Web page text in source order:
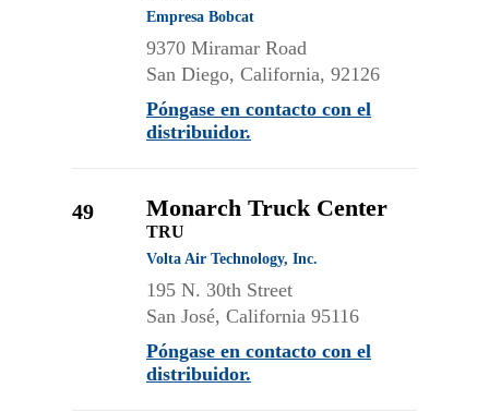
Empresa Bobcat
9370 Miramar Road
San Diego, California, 92126
Póngase en contacto con el
distribuidor.
49 Monarch Truck Center
TRU
Volta Air Technology, Inc.
195 N. 30th Street
San José, California 95116
Póngase en contacto con el
distribuidor.